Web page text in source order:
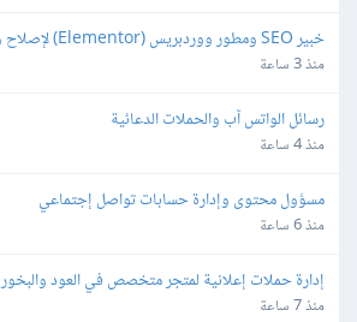
عفش محلي
منذ 3 ساعة
رسائل الواتس آب والحملات الدعائية
منذ 4 ساعة
مسؤول محتوى وإدارة حسابات تواصل إجتماعي
منذ 6 ساعة
إدارة حملات إعلانية لمتجر متخصص في العود والبخور
منذ 7 ساعة